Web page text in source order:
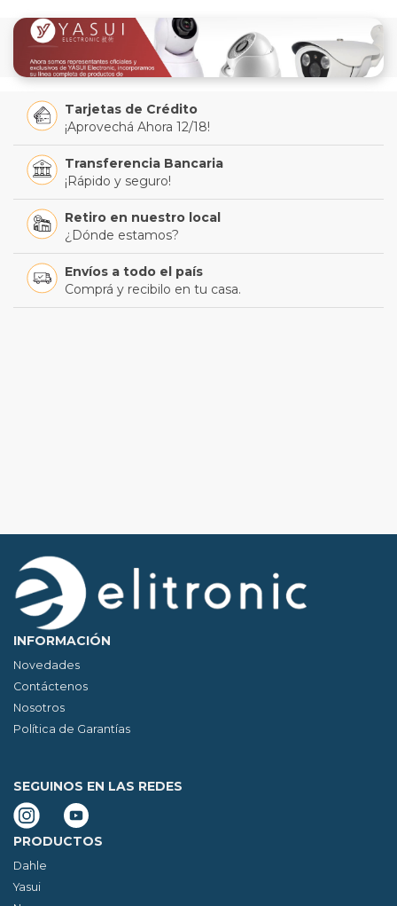
Tarjetas de Crédito
¡Aprovechá Ahora 12/18!
Transferencia Bancaria
¡Rápido y seguro!
Retiro en nuestro local
¿Dónde estamos?
Envíos a todo el país
Comprá y recibilo en tu casa.
INFORMACIÓN
Novedades
Contáctenos
Nosotros
Política de Garantías
SEGUINOS EN LAS REDES
PRODUCTOS
Dahle
Yasui